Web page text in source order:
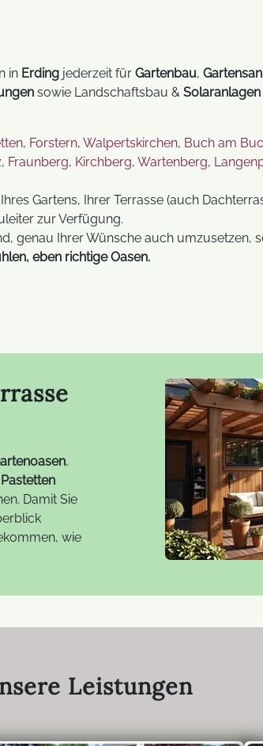
in Erding jederzeit für Gartenbau,
sowie Landschaftsbau & Solaranlagen
, Forstern, Walpertskirchen, Buch am
, Fraunberg, Kirchberg, Wartenberg,
Gartens, Ihrer Terrasse (auch
zur Verfügung.
genau Ihrer Wünsche auch umzusetzen,
eben richtige Oasen.
,
Pastetten
Damit Sie
wie
Leistungen